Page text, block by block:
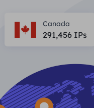
Canada
291,456 IPs